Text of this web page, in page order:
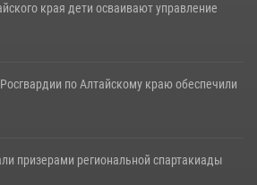
края дети осваивают управление
по Алтайскому краю обеспечили
призерами региональной спартакиады